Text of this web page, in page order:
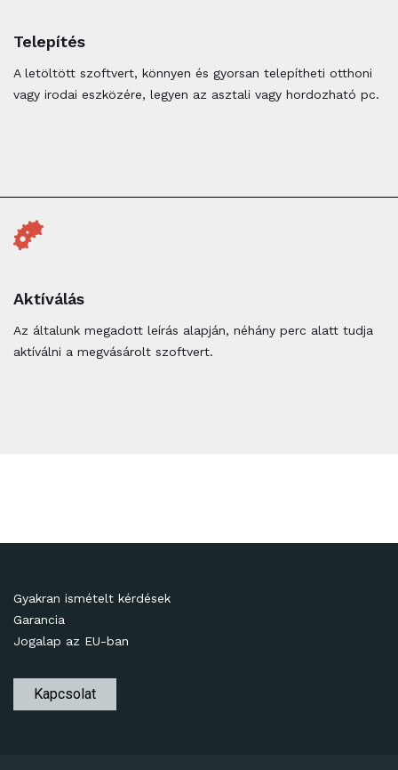
Telepítés
A letöltött szoftvert, könnyen és gyorsan telepítheti otthoni
vagy irodai eszközére, legyen az asztali vagy hordozható pc.
Aktíválás
Az általunk megadott leírás alapján, néhány perc alatt tudja
aktíválni a megvásárolt szoftvert.
Gyakran ismételt kérdések
Garancia
Jogalap az EU-ban
Kapcsolat